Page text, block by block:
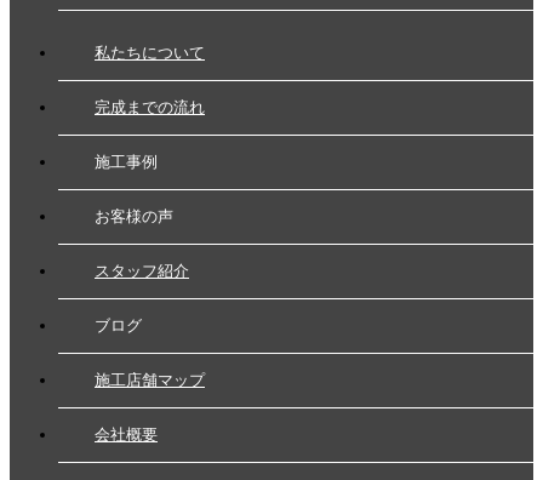
私たちについて
完成までの流れ
施工事例
お客様の声
スタッフ紹介
ブログ
施工店舗マップ
会社概要